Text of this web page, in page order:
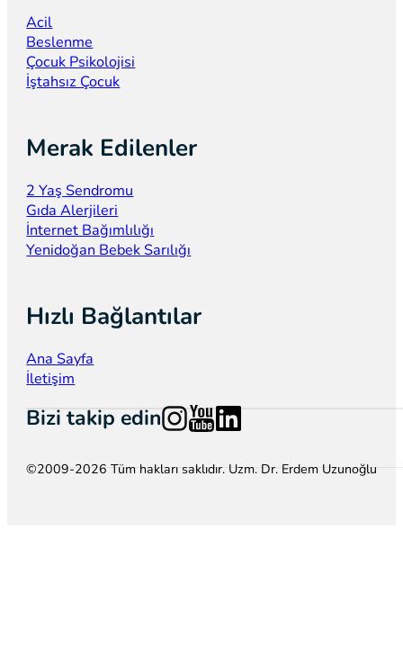
Acil
Beslenme
Çocuk Psikolojisi
İştahsız Çocuk
Merak Edilenler
2 Yaş Sendromu
Gıda Alerjileri
İnternet Bağımlılığı
Yenidoğan Bebek Sarılığı
Hızlı Bağlantılar
Ana Sayfa
İletişim
Bizi takip edinFollow us on Instagram
Follow us on YouTube
Follow us on LinkedIn
©2009-2026 Tüm hakları saklıdır. Uzm. Dr. Erdem Uzunoğlu